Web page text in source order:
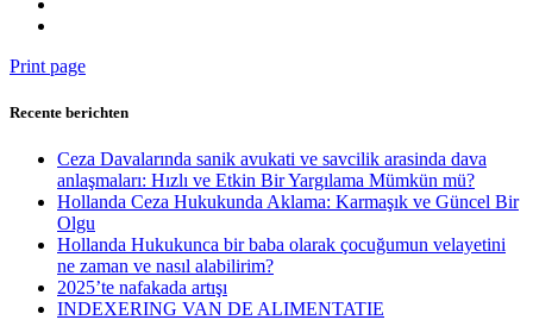
Print page
Recente berichten
Ceza Davalarında sanik avukati ve savcilik arasinda dava
anlaşmaları: Hızlı ve Etkin Bir Yargılama Mümkün mü?
Hollanda Ceza Hukukunda Aklama: Karmaşık ve Güncel Bir
Olgu
Hollanda Hukukunca bir baba olarak çocuğumun velayetini
ne zaman ve nasıl alabilirim?
2025’te nafakada artışı
INDEXERING VAN DE ALIMENTATIE